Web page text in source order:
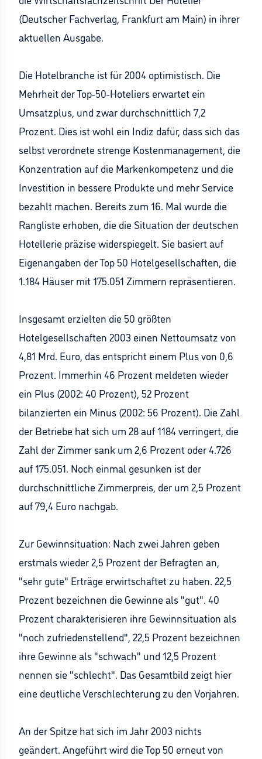
(Deutscher Fachverlag, Frankfurt am Main) in ihrer
aktuellen Ausgabe.
Die Hotelbranche ist für 2004 optimistisch. Die
Mehrheit der Top-50-Hoteliers erwartet ein
Umsatzplus, und zwar durchschnittlich 7,2
Prozent. Dies ist wohl ein Indiz dafür, dass sich das
selbst verordnete strenge Kostenmanagement, die
Konzentration auf die Markenkompetenz und die
Investition in bessere Produkte und mehr Service
bezahlt machen. Bereits zum 16. Mal wurde die
Rangliste erhoben, die die Situation der deutschen
Hotellerie präzise widerspiegelt. Sie basiert auf
Eigenangaben der Top 50 Hotelgesellschaften, die
1.184 Häuser mit 175.051 Zimmern repräsentieren.
Insgesamt erzielten die 50 größten
Hotelgesellschaften 2003 einen Nettoumsatz von
4,81 Mrd. Euro, das entspricht einem Plus von 0,6
Prozent. Immerhin 46 Prozent meldeten wieder
ein Plus (2002: 40 Prozent), 52 Prozent
bilanzierten ein Minus (2002: 56 Prozent). Die Zahl
der Betriebe hat sich um 28 auf 1184 verringert, die
Zahl der Zimmer sank um 2,6 Prozent oder 4.726
auf 175.051. Noch einmal gesunken ist der
durchschnittliche Zimmerpreis, der um 2,5 Prozent
auf 79,4 Euro nachgab.
Zur Gewinnsituation: Nach zwei Jahren geben
erstmals wieder 2,5 Prozent der Befragten an,
"sehr gute" Erträge erwirtschaftet zu haben. 22,5
Prozent bezeichnen die Gewinne als "gut". 40
Prozent charakterisieren ihre Gewinnsituation als
"noch zufriedenstellend", 22,5 Prozent bezeichnen
ihre Gewinne als "schwach" und 12,5 Prozent
nennen sie "schlecht". Das Gesamtbild zeigt hier
eine deutliche Verschlechterung zu den Vorjahren.
An der Spitze hat sich im Jahr 2003 nichts
geändert. Angeführt wird die Top 50 erneut von